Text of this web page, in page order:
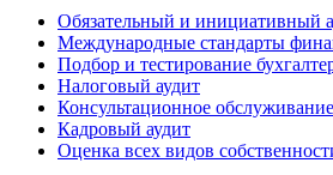
Обязательный и инициативный
Международные стандарты
Подбор и тестирование
Налоговый аудит
Консультационное обслуживание
Кадровый аудит
Оценка всех видов